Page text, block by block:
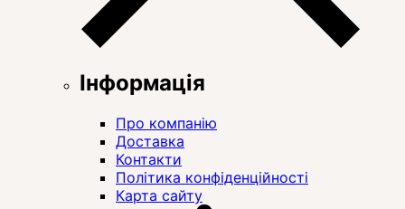
Інформація
Про компанію
Доставка
Контакти
Політика конфіденційності
Карта сайту